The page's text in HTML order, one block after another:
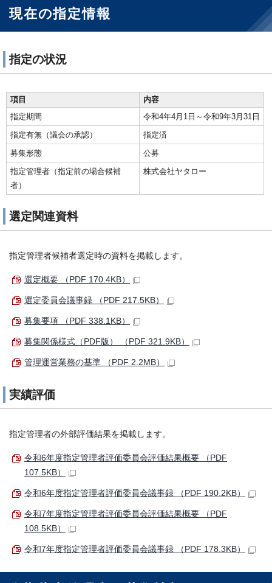
現在の指定情報
指定の状況
項目
内容
指定期間
令和4年4月1日～令和9年3月31日
指定有無（議会の承認）
指定済
募集形態
公募
指定管理者（指定前の場合候補
者）
株式会社ヤタロー
選定関連資料
指定管理者候補者選定時の資料を掲載します。
選定概要 （PDF 170.4KB）
選定委員会議事録 （PDF 217.5KB）
募集要項 （PDF 338.1KB）
募集関係様式（PDF版） （PDF 321.9KB）
管理運営業務の基準 （PDF 2.2MB）
実績評価
指定管理者の外部評価結果を掲載します。
令和6年度指定管理者評価委員会評価結果概要 （PDF
107.5KB）
令和6年度指定管理者評価委員会議事録 （PDF 190.2KB）
令和7年度指定管理者評価委員会評価結果概要 （PDF
108.5KB）
令和7年度指定管理者評価委員会議事録 （PDF 178.3KB）